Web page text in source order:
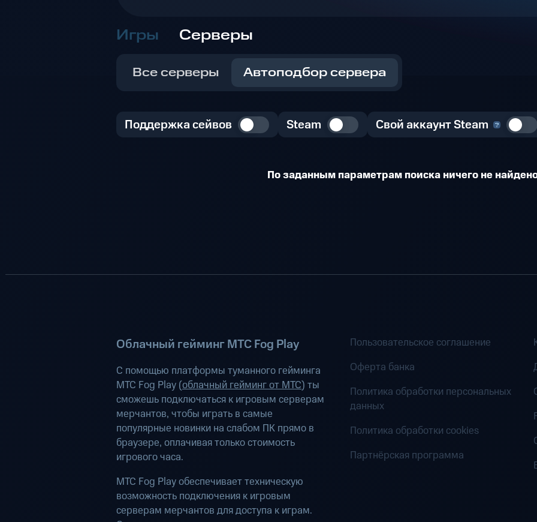
Игры Серверы
Все серверы Автоподбор сервера
Поддержка сейвов Steam Свой аккаунт Steam
По заданным параметрам поиска ничего не
Облачный гейминг МТС Fog Play
С помощью платформы туманного гейминга
МТС Fog Play (облачный гейминг от МТС) ты
сможешь подключаться к игровым серверам
мерчантов, чтобы играть в самые
популярные новинки на слабом ПК прямо в
браузере, оплачивая только стоимость
игрового часа.
МТС Fog Play обеспечивает техническую
возможность подключения к игровым
серверам мерчантов для доступа к играм.
Пользовательское соглашение
Оферта банка
Политика обработки персональных
данных
Политика обработки cookies
Партнёрская программа